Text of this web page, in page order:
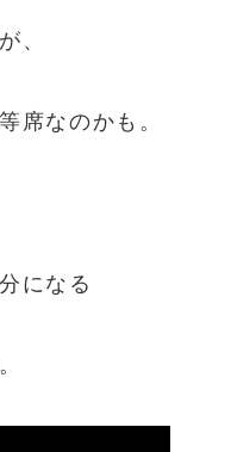
、
席なのかも。
になる